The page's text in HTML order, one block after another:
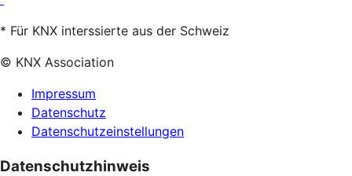
* Für KNX interssierte aus der Schweiz
© KNX Association
Impressum
Datenschutz
Datenschutzeinstellungen
Datenschutzhinweis